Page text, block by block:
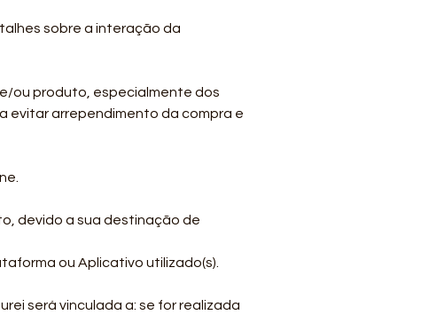
sobre a interação da
ou produto, especialmente dos
evitar arrependimento da compra e
devido a sua destinação de
ou Aplicativo utilizado(s).
será vinculada a: se for realizada